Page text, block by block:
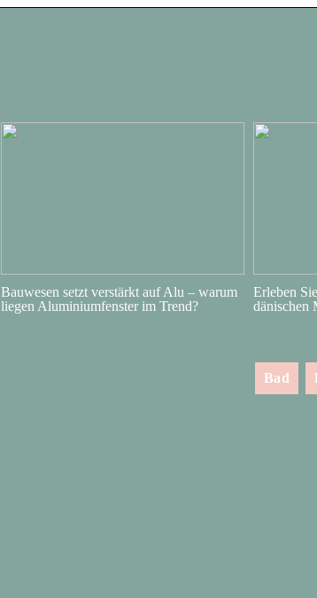
Bauwesen setzt verstärkt auf Alu – warum
liegen Aluminiumfenster im Trend?
Erleben
dänischen
Bad